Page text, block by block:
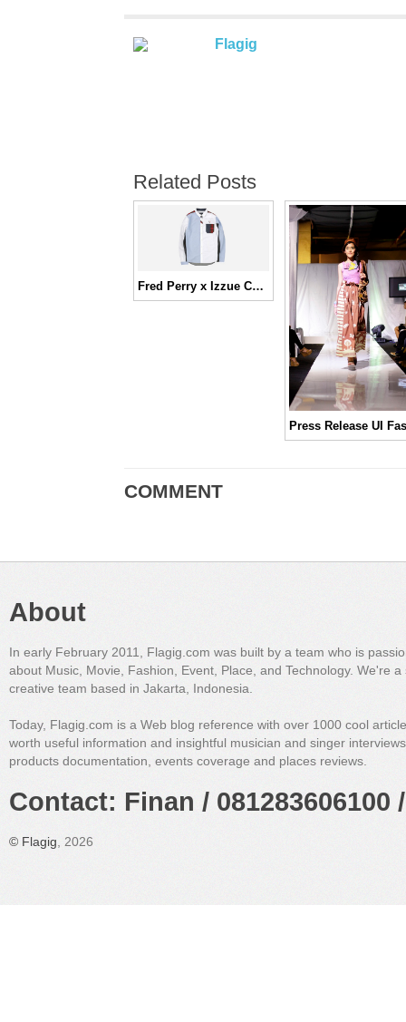
Flagig
Related Posts
Fred Perry x Izzue Collection 2013
COMMENT
About
In early February 2011, Flagig.com was built by a team who is
about Music, Movie, Fashion, Event, Place, and Technology. We're a
creative team based in Jakarta, Indonesia.
Today, Flagig.com is a Web blog reference with over 1000 cool
worth useful information and insightful musician and singer
products documentation, events coverage and places reviews.
Contact: Finan /
© Flagig, 2026